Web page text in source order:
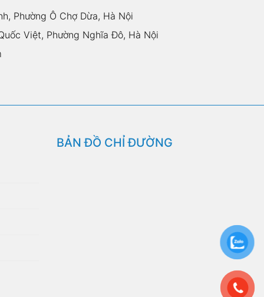
Phường Ô Chợ Dừa, Hà Nội
Việt, Phường Nghĩa Đô, Hà Nội
BẢN ĐỒ CHỈ ĐƯỜNG